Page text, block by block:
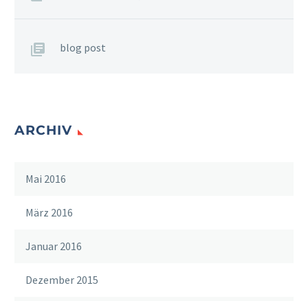
blog post
ARCHIV
Mai 2016
März 2016
Januar 2016
Dezember 2015